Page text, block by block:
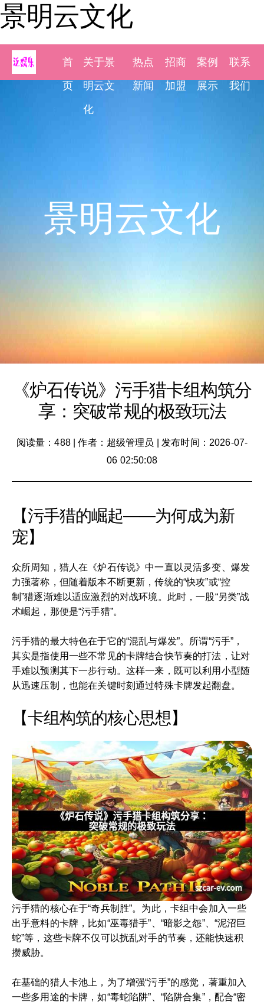
景明云文化
首
页
关于景
明云文
化
热点
新闻
招商
加盟
案例
展示
联系
我们
景明云文化
《炉石传说》污手猎卡组构筑分
享：突破常规的极致玩法
阅读量：488|作者：超级管理员
发布时间：2026-07-
06 02:50:08
【污手猎的崛起——为何成为新
宠】
众所周知，猎人在《炉石传说》中一直以灵活多变、爆发
力强著称，但随着版本不断更新，传统的“快攻”或“控
制”猎逐渐难以适应激烈的对战环境。此时，一股“另类”战
术崛起，那便是“污手猎”。
污手猎的最大特色在于它的“混乱与爆发”。所谓“污手”，
其实是指使用一些不常见的卡牌结合快节奏的打法，让对
手难以预测其下一步行动。这样一来，既可以利用小型随
从迅速压制，也能在关键时刻通过特殊卡牌发起翻盘。
【卡组构筑的核心思想】
污手猎的核心在于“奇兵制胜”。为此，卡组中会加入一些
出乎意料的卡牌，比如“巫毒猎手”、“暗影之怨”、“泥沼巨
蛇”等，这些卡牌不仅可以扰乱对手的节奏，还能快速积
攒威胁。
在基础的猎人卡池上，为了增强“污手”的感觉，著重加入
一些多用途的卡牌，如“毒蛇陷阱”、“陷阱合集”，配合“密